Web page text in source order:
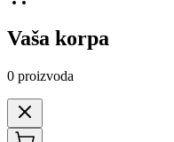
Vaša korpa
0 proizvoda